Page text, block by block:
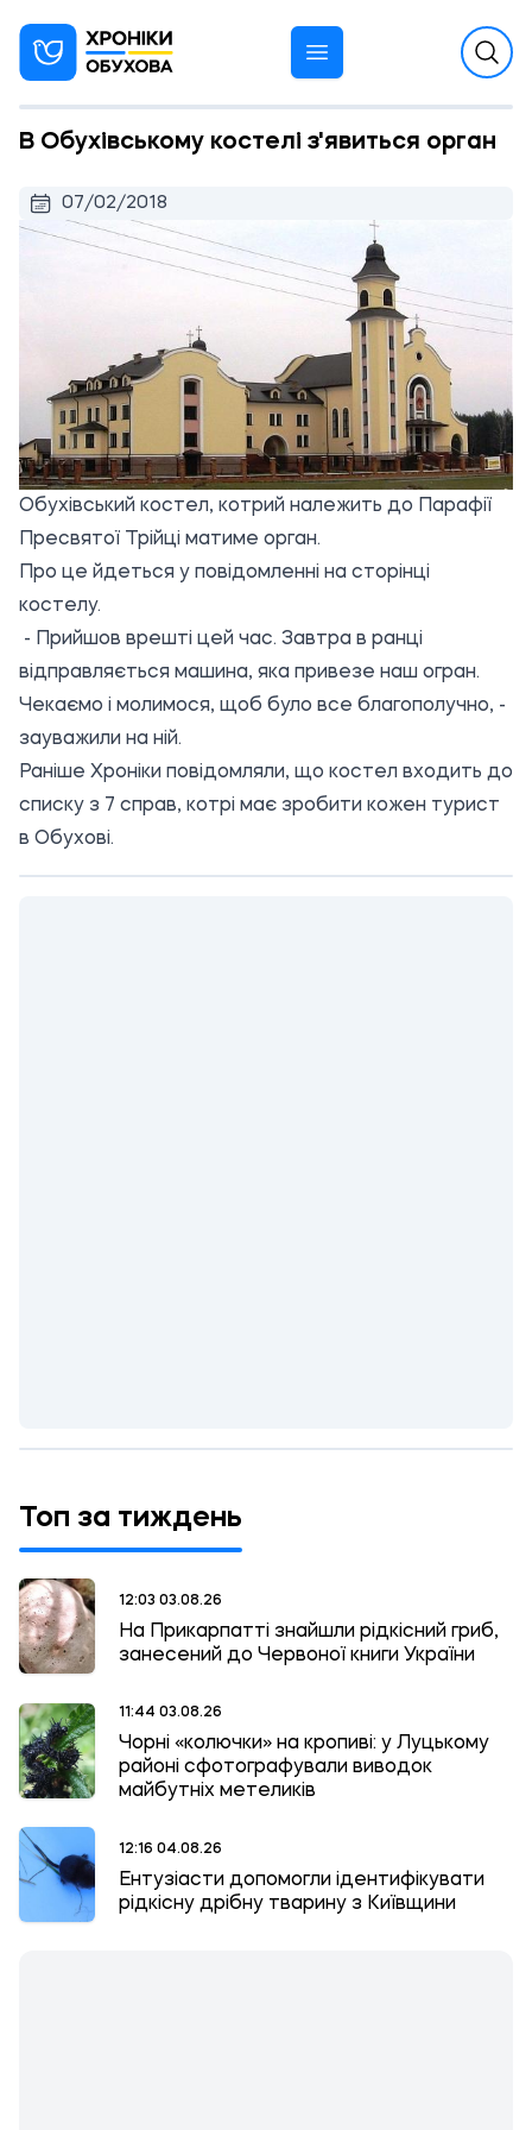
В Обухівському костелі з'явиться орган
07/02/2018
Обухівський костел, котрий належить до Парафії
Пресвятої Трійці матиме орган.
Про це йдеться у повідомленні на сторінці
костелу.
- Прийшов врешті цей час. Завтра в ранці
відправляється машина, яка привезе наш огран.
Чекаємо і молимося, щоб було все благополучно, -
зауважили на ній.
Раніше Хроніки повідомляли, що костел входить до
списку з 7 справ, котрі має зробити кожен турист
в Обухові.
Топ за тиждень
12:03 03.08.26
На Прикарпатті знайшли рідкісний гриб,
занесений до Червоної книги України
11:44 03.08.26
Чорні «колючки» на кропиві: у Луцькому
районі сфотографували виводок
майбутніх метеликів
12:16 04.08.26
Ентузіасти допомогли ідентифікувати
рідкісну дрібну тварину з Київщини